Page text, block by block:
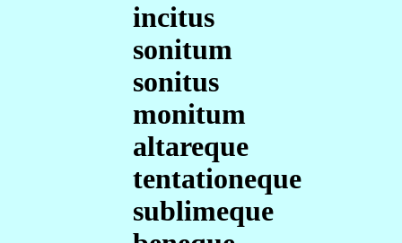
incitus
sonitum
sonitus
monitum
altareque
tentationeque
sublimeque